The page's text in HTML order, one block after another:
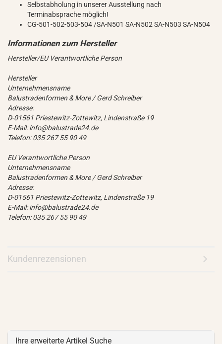
Selbstabholung in unserer Ausstellung nach
Terminabsprache möglich!
CG-501-502-503-504 /SA-N501 SA-N502 SA-N503 SA-N504
Hersteller/EU Verantwortliche Person
Hersteller
Unternehmensname
Balustradenformen & More / Gerd Schreiber
Adresse:
D-01561 Priestewitz-Zottewitz, Lindenstraße 19
E-Mail: info@balustrade24.de
Telefon: 035 267 55 90 49
EU Verantwortliche Person
Unternehmensname
Balustradenformen & More / Gerd Schreiber
Adresse:
D-01561 Priestewitz-Zottewitz, Lindenstraße 19
E-Mail: info@balustrade24.de
Telefon: 035 267 55 90 49
Kundenrezensionen
Ihre erweiterte Artikel Suche